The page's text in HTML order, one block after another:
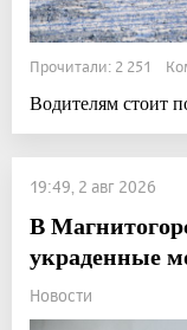
Прочитали: 2 251
Водителям стоит
19:49, 2 авг 2026
В
украденные
Новости